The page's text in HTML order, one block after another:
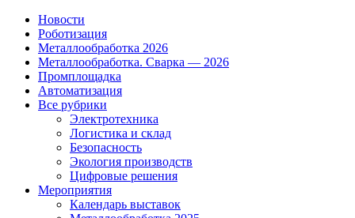
Новости
Роботизация
Металлообработка 2026
Металлообработка. Сварка — 2026
Промплощадка
Автоматизация
Все рубрики
Электротехника
Логистика и склад
Безопасность
Экология производств
Цифровые решения
Мероприятия
Календарь выставок